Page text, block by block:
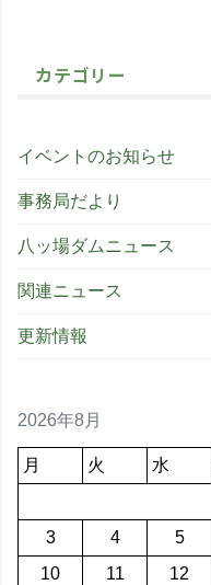
カテゴリー
イベントのお知らせ
事務局だより
八ッ場ダムニュース
関連ニュース
更新情報
2026年8月
月 火 水
3
4 5
10
11 12